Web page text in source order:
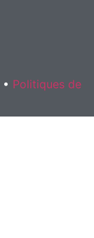
• Politiques de